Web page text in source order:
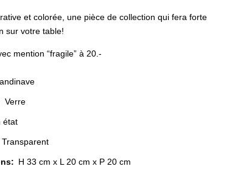
et colorée, une pièce de collection qui fera forte
sur votre table!
mention “fragile” à 20.-
Verre
état
Transparent
H 33 cm x L 20 cm x P 20 cm